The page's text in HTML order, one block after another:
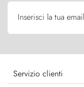
Inserisci la tua email
Servizio clienti